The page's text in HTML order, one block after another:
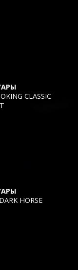
CLASSIC
HORSE